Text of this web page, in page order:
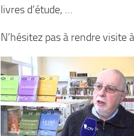
livres d’étude, …
N’hésitez pas à rendre visite